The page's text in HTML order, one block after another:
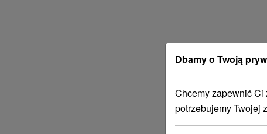
Dbamy o Twoją
Chcemy zapewnić Ci
potrzebujemy Twojej